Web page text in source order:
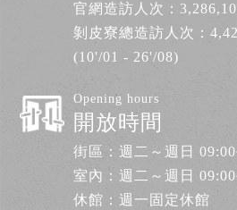
官網造訪人次：
剝皮寮總造訪人次：
(10'/01 - 26'/08)
Opening hours
開放時間
街區：週二～週日
室內：週二～週日
休館：週一固定休館